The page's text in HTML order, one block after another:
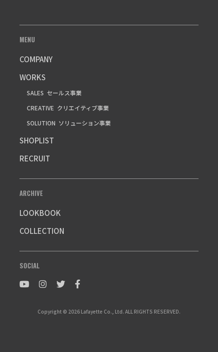
MENU
COMPANY
WORKS
SALES セールス事業
CREATIVE クリエイティブ事業
SOLUTION ソリューション事業
SHOPLIST
RECRUIT
ARCHIVE
LOOKBOOK
COLLECTION
SOCIAL
Copyright © 2026 Lafayette Co., Ltd. ALL RIGHTS RESERVED.